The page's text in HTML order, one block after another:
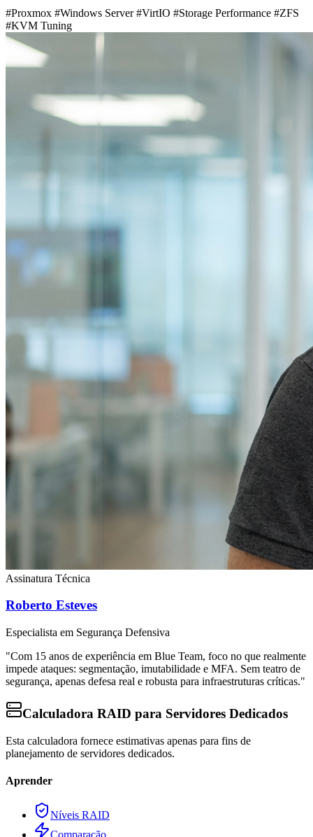
#Proxmox #Windows Server#VirtIO #Storage Performance #ZFS
#KVM Tuning
Assinatura Técnica
Roberto Esteves
Especialista em Segurança Defensiva
"Com 15 anos de experiência em Blue Team, foco no que realmente
impede ataques: segmentação, imutabilidade e MFA. Sem teatro de
segurança, apenas defesa real e robusta para infraestruturas críticas."
Calculadora RAID para Servidores Dedicados
Esta calculadora fornece estimativas apenas para fins de
planejamento de servidores dedicados.
Aprender
Níveis RAID
Comparação